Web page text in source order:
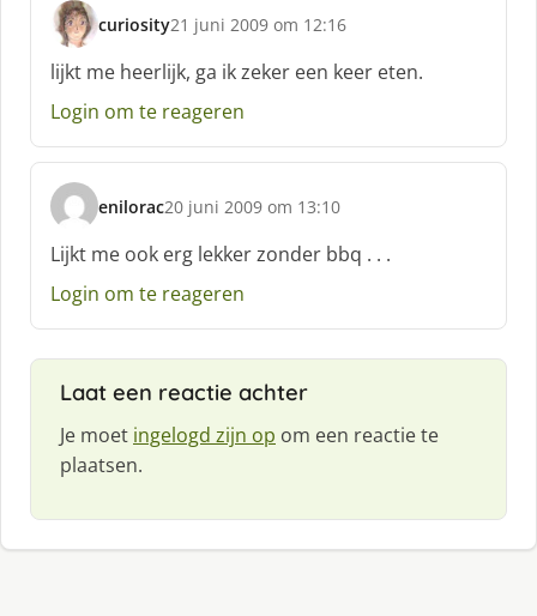
curiosity
s
c
h
r
e
f
:
21 juni 2009 om 12:16
lijkt me heerlijk, ga ik zeker een keer eten.
Login om te reageren
enilorac
s
c
h
r
20 juni 2009 om 13:10
Lijkt me ook erg lekker zonder bbq . . .
Login om te reageren
Laat een reactie achter
Je moet ingelogd zijn op om een reactie te
plaatsen.